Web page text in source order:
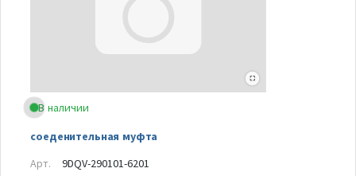
В наличии
соеденительная муфта
Арт.
9DQV-290101-6201